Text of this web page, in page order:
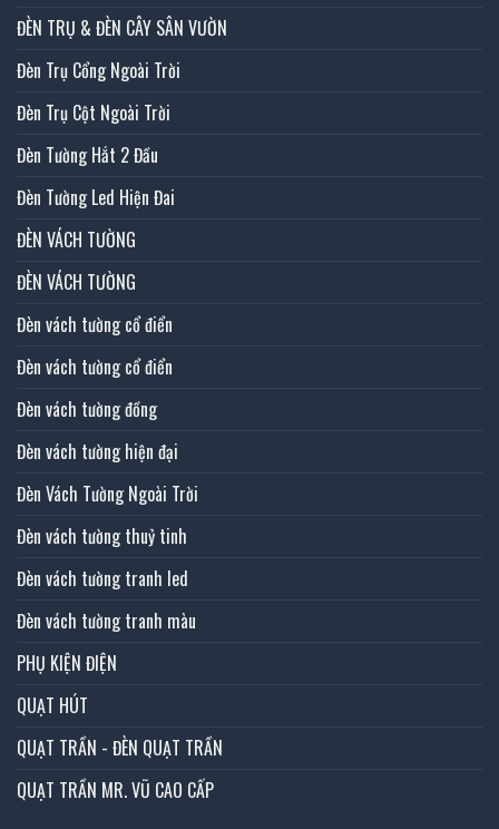
ĐÈN TRỤ & ĐÈN CÂY SÂN VƯỜN
Đèn Trụ Cổng Ngoài Trời
Đèn Trụ Cột Ngoài Trời
Đèn Tường Hắt 2 Đầu
Đèn Tường Led Hiện Đai
ĐÈN VÁCH TƯỜNG
ĐÈN VÁCH TƯỜNG
Đèn vách tường cổ điển
Đèn vách tường cổ điển
Đèn vách tường đồng
Đèn vách tường hiện đại
Đèn Vách Tường Ngoài Trời
Đèn vách tường thuỷ tinh
Đèn vách tường tranh led
Đèn vách tường tranh màu
PHỤ KIỆN ĐIỆN
QUẠT HÚT
QUẠT TRẦN - ĐÈN QUẠT TRẦN
QUẠT TRẦN MR. VŨ CAO CẤP